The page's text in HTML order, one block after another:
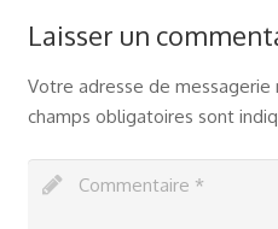
Laisser un
Votre adresse de messagerie
champs obligatoires sont